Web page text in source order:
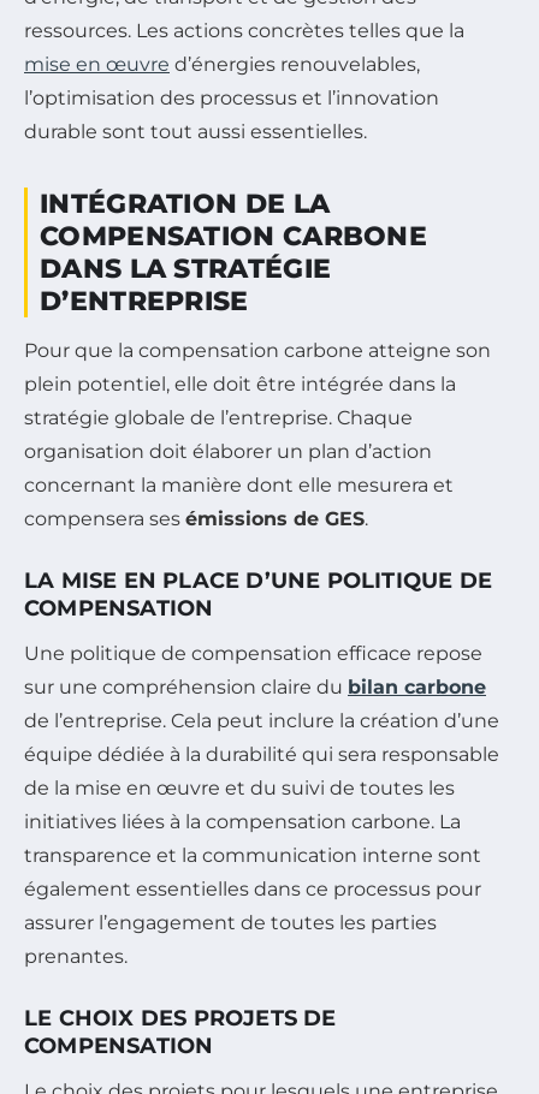
ressources. Les actions concrètes telles que la
mise en œuvre d’énergies renouvelables,
l’optimisation des processus et l’innovation
durable sont tout aussi essentielles.
INTÉGRATION DE LA
COMPENSATION CARBONE
DANS LA STRATÉGIE
D’ENTREPRISE
Pour que la compensation carbone atteigne son
plein potentiel, elle doit être intégrée dans la
stratégie globale de l’entreprise. Chaque
organisation doit élaborer un plan d’action
concernant la manière dont elle mesurera et
compensera ses émissions de GES.
LA MISE EN PLACE D’UNE POLITIQUE DE
COMPENSATION
Une politique de compensation efficace repose
sur une compréhension claire du bilan carbone
de l’entreprise. Cela peut inclure la création d’une
équipe dédiée à la durabilité qui sera responsable
de la mise en œuvre et du suivi de toutes les
initiatives liées à la compensation carbone. La
transparence et la communication interne sont
également essentielles dans ce processus pour
assurer l’engagement de toutes les parties
prenantes.
LE CHOIX DES PROJETS DE
COMPENSATION